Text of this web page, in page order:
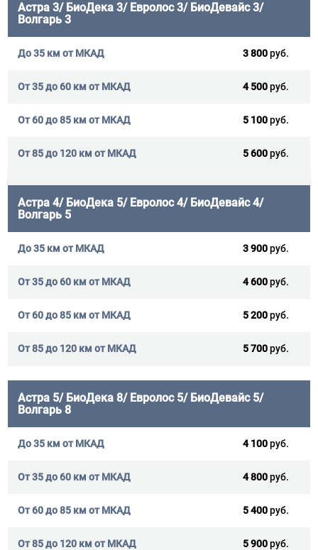
Астра 3/ БиоДека 3/ Евролос 3/ БиоДевайс 3/
Волгарь 3
3 800руб.
4 500руб.
5 100руб.
5 600руб.
Астра 4/ БиоДека 5/ Евролос 4/ БиоДевайс 4/
Волгарь 5
3 900руб.
4 600руб.
5 200руб.
5 700руб.
Астра 5/ БиоДека 8/ Евролос 5/ БиоДевайс 5/
Волгарь 8
4 100руб.
4 800руб.
5 400руб.
5 900руб.